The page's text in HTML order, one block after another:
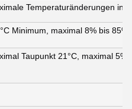
Temperaturänderungen in
Minimum, maximal 8% bis
Taupunkt 21°C, maximal